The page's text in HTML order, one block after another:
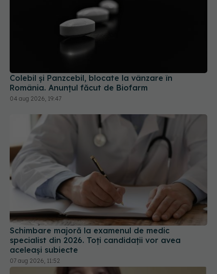
Colebil și Panzcebil, blocate la vânzare în
România. Anunțul făcut de Biofarm
04 aug 2026, 19:47
Schimbare majoră la examenul de medic
specialist din 2026. Toți candidații vor avea
aceleași subiecte
07 aug 2026, 11:52